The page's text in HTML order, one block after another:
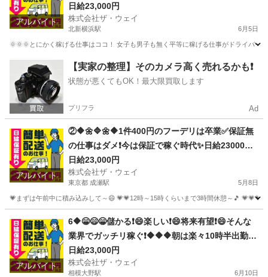
アルバイト
仕事がココにあります😄
日給23,000円
株式会社ザ・ウェイ
北新横浜駅 6月5日
🌞🌞🌞とにかく稼げる仕事はココ！ 女子も男子も無く平等に稼げる仕事がドライバ
北新横浜駅 ドライバー ネットスーパー
【実家の整理】そのカメラ高く売れるかも❗️
状態が悪くてもOK！最大限買取します
プリフラ Ad
アルバイト
②🔶🌼🔷🌼🔶1件400円のフーデリは卒業✅保証無
の仕事はダメ❗️今は保証で稼ぐ時代✨日給23000円
以上可❗️安定収入😄軽貨物ドライバー💥完全週休2
日制だよ💗
日給23,000円
株式会社ザ・ウェイ
東京都 成瀬駅 5月8日
💗まずは午前中に積み込みして～😄 💗💗12時～15時くらいまで3時間休憩～🎵
成瀬駅 配送 ギグワーク
アルバイト
6🔶😁😄😁儲かる❗️😄楽しい❗️😄将来有望❗️😄そんな
業界でガッチリ稼ぐ❗️🔶🔶🔶朝は楽々10時半出勤💥
日給23000円以上❗️事業拡大につき大量募集❗️❗️❗️
日給23,000円
株式会社ザ・ウェイ
相模大野駅 6月10日